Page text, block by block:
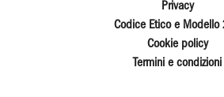
Privacy
Codice Etico e Modello
Cookie policy
Termini e condizioni